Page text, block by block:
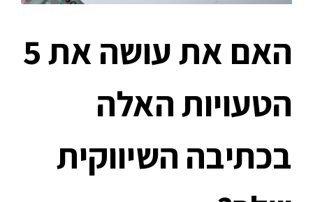
האם את עושה את 5
הטעויות האלה
בכתיבה השיווקית